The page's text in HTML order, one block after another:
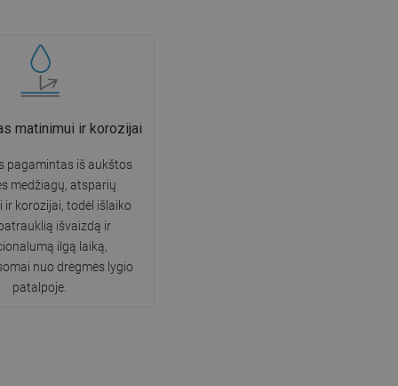
matinimui ir korozijai
pagamintas iš aukštos
medžiagų, atsparių
ir korozijai, todėl išlaiko
išvaizdą ir
ilgą laiką,
nuo drėgmės lygio
patalpoje.